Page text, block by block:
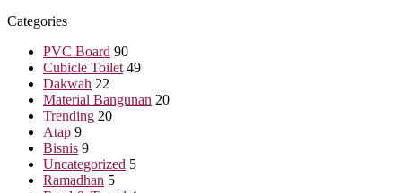
Categories
PVC Board 90
Cubicle Toilet 49
Dakwah 22
Material Bangunan 20
Trending 20
Atap 9
Bisnis 9
Uncategorized 5
Ramadhan 5